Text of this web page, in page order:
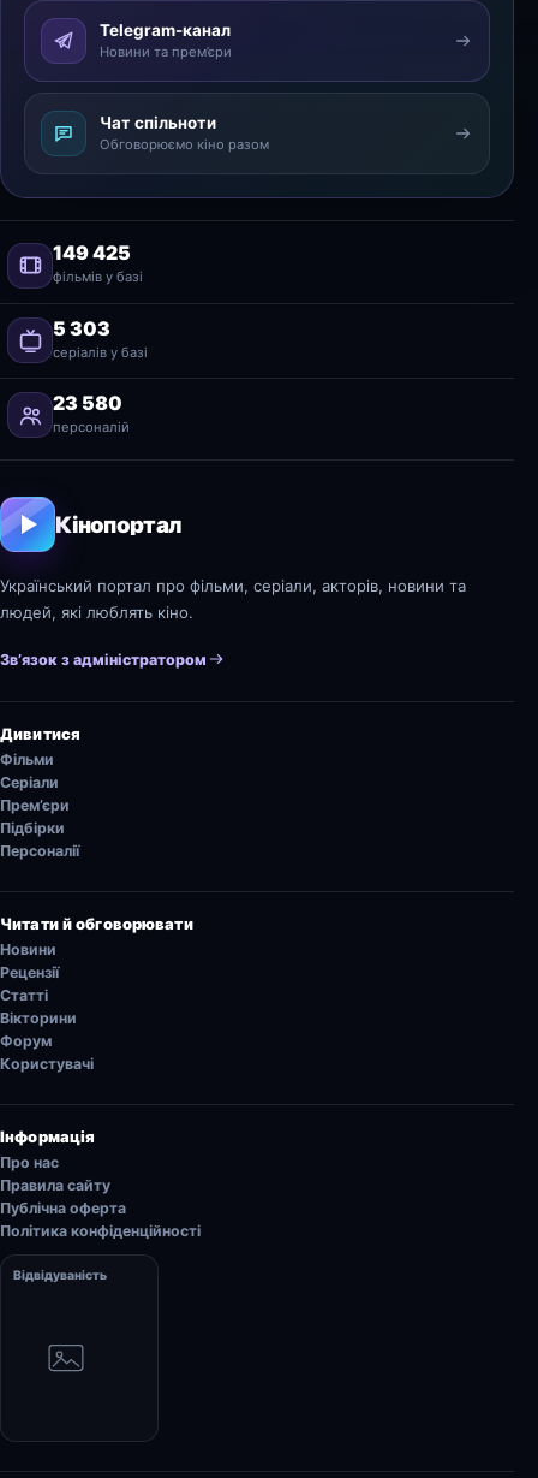
Telegram-канал
Новини та прем’єри
Чат спільноти
Обговорюємо кіно разом
149 425
фільмів у базі
5 303
серіалів у базі
23 580
персоналій
Кінопортал
Український портал про фільми, серіали, акторів, новини та
людей, які люблять кіно.
Зв’язок з адміністратором
Дивитися
Фільми
Серіали
Прем’єри
Підбірки
Персоналії
Читати й обговорювати
Новини
Рецензії
Статті
Вікторини
Форум
Користувачі
Інформація
Про нас
Правила сайту
Публічна оферта
Політика конфіденційності
Відвідуваність